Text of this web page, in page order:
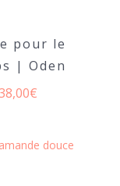
pour le
| Oden
€